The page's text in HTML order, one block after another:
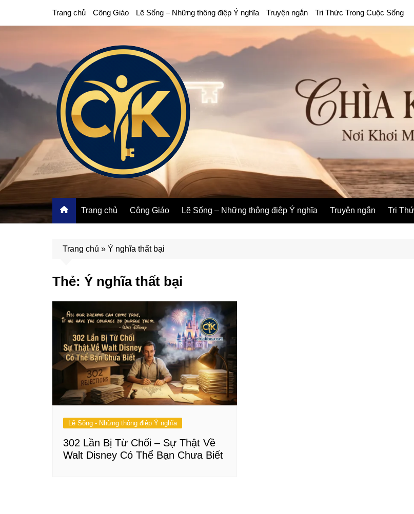
Trang chủ Công Giáo Lẽ Sống – Những thông điệp Ý nghĩa Truyện ngắn Tri Thức Trong Cuộc Sống
Trang chủ Công Giáo Lẽ Sống – Những thông điệp Ý nghĩa Truyện ngắn Tri
Trang chủ » Ý nghĩa thất bại
Thẻ: Ý nghĩa thất bại
Lẽ Sống - Những thông điệp Ý nghĩa
302 Lần Bị Từ Chối – Sự Thật Về
Walt Disney Có Thể Bạn Chưa Biết